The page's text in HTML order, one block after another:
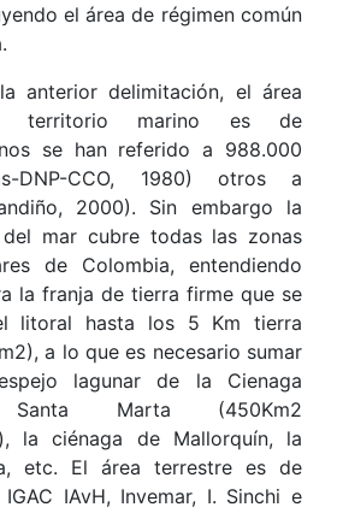
el área de régimen común
anterior delimitación, el área
territorio marino es de
se han referido a 988.000
DNP-CCO, 1980) otros a
2000). Sin embargo la
mar cubre todas las zonas
de Colombia, entendiendo
la franja de tierra firme que se
litoral hasta los 5 Km tierra
a lo que es necesario sumar
lagunar de la Cienaga
Marta (450Km2
la ciénaga de Mallorquín, la
etc. El área terrestre es de
IGAC IAvH, Invemar, I. Sinchi e